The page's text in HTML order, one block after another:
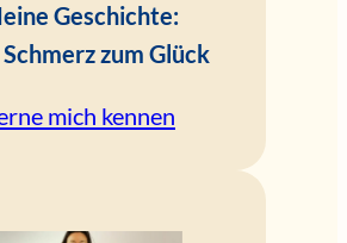
Geschichte:
zum Glück
mich kennen